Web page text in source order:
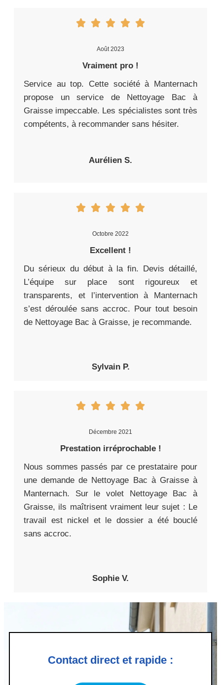
Août 2023
Vraiment pro !
Service au top. Cette société à Manternach
propose un service de Nettoyage Bac à
Graisse impeccable. Les spécialistes sont très
compétents, à recommander sans hésiter.
Aurélien S.
Octobre 2022
Excellent !
Du sérieux du début à la fin. Devis détaillé,
L’équipe sur place sont rigoureux et
transparents, et l’intervention à Manternach
s’est déroulée sans accroc. Pour tout besoin
de Nettoyage Bac à Graisse, je recommande.
Sylvain P.
Décembre 2021
Prestation irréprochable !
Nous sommes passés par ce prestataire pour
une demande de Nettoyage Bac à Graisse à
Manternach. Sur le volet Nettoyage Bac à
Graisse, ils maîtrisent vraiment leur sujet : Le
travail est nickel et le dossier a été bouclé
sans accroc.
Sophie V.
Contact direct et rapide :